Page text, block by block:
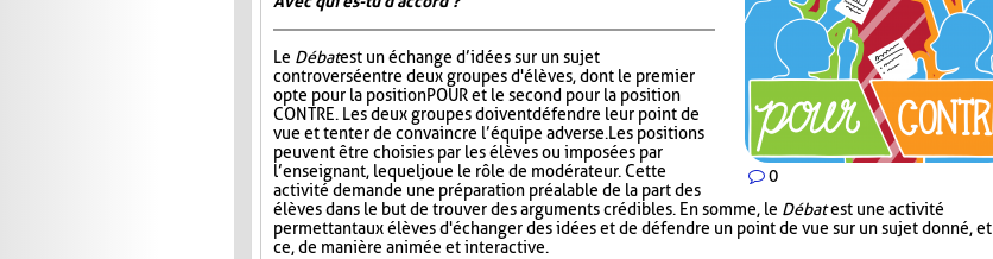
0
Le Débatest un échange d’idées sur un sujet
controversé entre deux groupes d'élèves, dont le premier
opte pour la position POUR et le second pour la position
CONTRE. Les deux groupes doivent défendre leur point de
vue et tenter de convaincre l’équipe adverse. Les positions
peuvent être choisies par les élèves ou imposées par
l’enseignant, lequel joue le rôle de modérateur. Cette
activité demande une préparation préalable de la part des
élèves dans le but de trouver des arguments crédibles. En somme, le Débatest une activité
permettant aux élèves d'échanger des idées et de défendre un point de vue sur un sujet donné, et
ce, de manière animée et interactive.